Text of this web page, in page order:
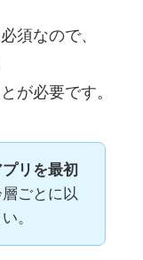
須なので、
が必要です。
リを最初
ごとに以
。